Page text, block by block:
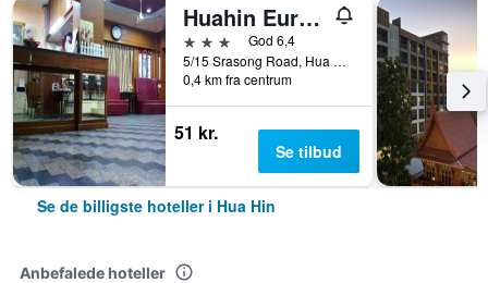
Huahin Euro City Hotel
3 stjernerGod 6,4
5/15 Srasong Road, Hua Hin, Thailand
0,4 km fra centrum
51 kr.
Se tilbud
Se de billigste hoteller i Hua Hin
Anbefalede hoteller